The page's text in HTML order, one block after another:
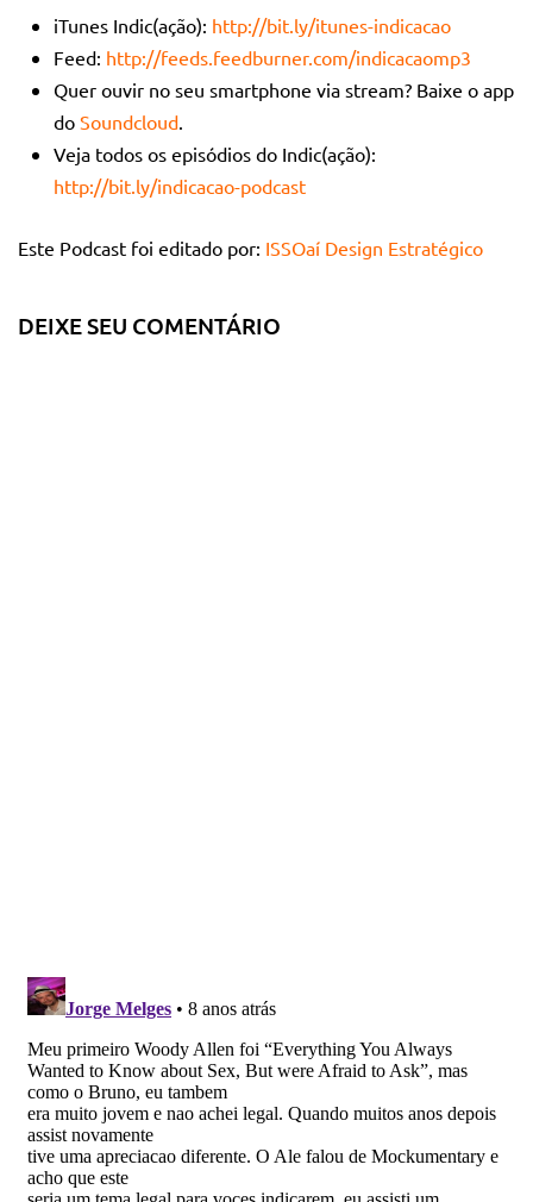
iTunes Indic(ação): http://bit.ly/itunes-indicacao
Feed: http://feeds.feedburner.com/indicacaomp3
Quer ouvir no seu smartphone via stream? Baixe o app
do Soundcloud
Veja todos os episódios do Indic(ação):
http://bit.ly/indicacao-podcast
Este Podcast foi editado por: ISSOaí Design Estratégico
DEIXE SEU COMENTÁRIO